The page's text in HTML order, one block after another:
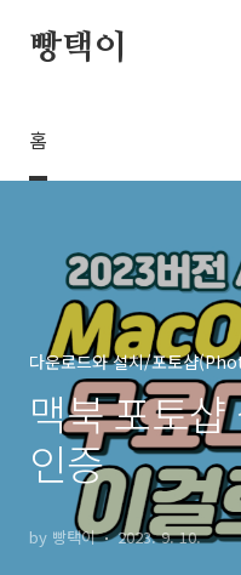
빵택이
홈
다운로드와 설치/포토샵
맥북 포토
인증
by 빵택이 2023. 9. 10.